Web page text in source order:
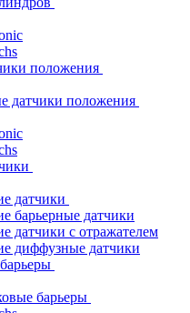
положения
датчики положения
датчики
барьерные датчики
датчики с отражателем
диффузные датчики
барьеры